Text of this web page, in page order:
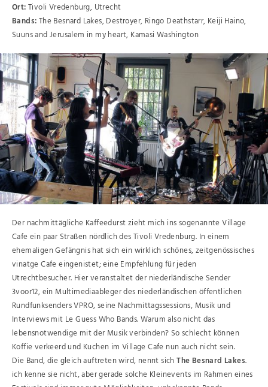
Ort:Tivoli Vredenburg, Utrecht
Bands:The Besnard Lakes, Destroyer, Ringo Deathstarr, Keiji Haino,
Suuns and Jerusalem in my heart, Kamasi Washington
Der nachmittägliche Kaffeedurst zieht mich ins sogenannte Village
Cafe ein paar Straßen nördlich des Tivoli Vredenburg. In einem
ehemaligen Gefängnis hat sich ein wirklich schönes, zeitgenössisches
vinatge Cafe eingenistet; eine Empfehlung für jeden
Utrechtbesucher. Hier veranstaltet der niederländische Sender
3voor12, ein Multimediaableger des niederländischen öffentlichen
Rundfunksenders VPRO, seine Nachmittagssessions, Musik und
Interviews mit Le Guess Who Bands. Warum also nicht das
lebensnotwendige mit der Musik verbinden? So schlecht können
Koffie verkeerd und Kuchen im Village Cafe nun auch nicht sein.
Die Band, die gleich auftreten wird, nennt sichThe Besnard Lakes.
ich kenne sie nicht, aber gerade solche Kleinevents im Rahmen eines